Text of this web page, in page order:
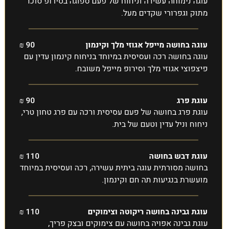
מתוק וגפרורי שקדים מעל.
עוגה בחושה מייפל אגוזי מלך וקינמון 90 ₪
עוגה בחושה רכה ועסיסית במיוחד בניחוח קינמון עדין עם
פיצפוצי אגוזי מלך וסירופ מייפל משובח.
עוגת פרג 90 ₪
עוגת פרג בחושה של פעם עסיסית ורכה עם פרג טחון טרי,
ניחוח וניל עדין וטעם של בית.
עוגת דבש בחושה 110 ₪
בחושה מסורתית עוגה ביתית עשירה, רכה ועסיסית במיוחד
מועשרת בנגיעות תה חם וקינמון.
עוגת גבינה בחושה ריקוטה וצימוקים 110 ₪
עוגת גבינה אפויה בחושה עם צימוקים ובצק פריך,